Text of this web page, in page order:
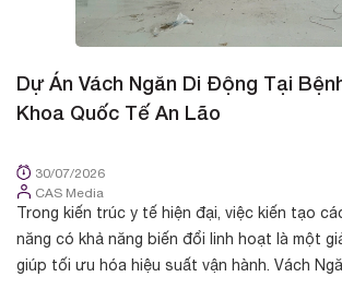
Dự Án Vách Ngăn Di Động Tại
Khoa Quốc Tế An Lão
30/07/2026
CAS Media
Trong kiến trúc y tế hiện đại, việc kiến tạo
năng có khả năng biến đổi linh hoạt là một
giúp tối ưu hóa hiệu suất vận hành. Vách